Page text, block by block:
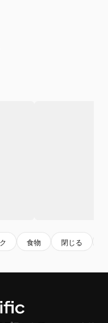
食物 閉じる